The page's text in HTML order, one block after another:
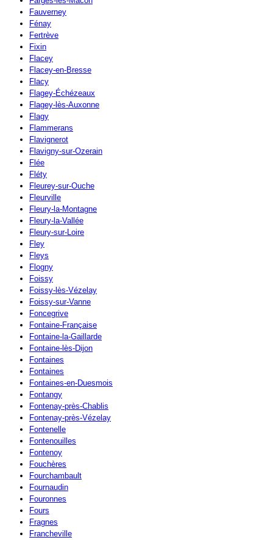
Fauverney
Fénay
Fertrève
Fixin
Flacey
Flacey-en-Bresse
Flacy
Flagey-Échézeaux
Flagey-lès-Auxonne
Flagy
Flammerans
Flavignerot
Flavigny-sur-Ozerain
Flée
Fléty
Fleurey-sur-Ouche
Fleurville
Fleury-la-Montagne
Fleury-la-Vallée
Fleury-sur-Loire
Fley
Fleys
Flogny
Foissy
Foissy-lès-Vézelay
Foissy-sur-Vanne
Foncegrive
Fontaine-Française
Fontaine-la-Gaillarde
Fontaine-lès-Dijon
Fontaines
Fontaines
Fontaines-en-Duesmois
Fontangy
Fontenay-près-Chablis
Fontenay-près-Vézelay
Fontenelle
Fontenouilles
Fontenoy
Fouchères
Fourchambault
Fournaudin
Fouronnes
Fours
Fragnes
Francheville